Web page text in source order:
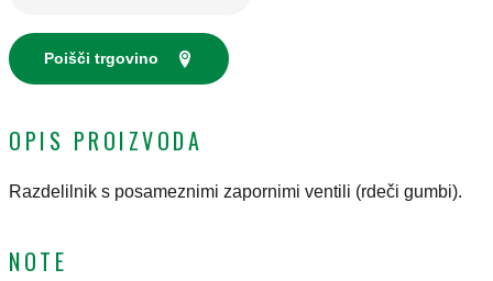
Poišči trgovino
OPIS PROIZVODA
Razdelilnik s posameznimi zapornimi ventili (rdeči gumbi).
NOTE